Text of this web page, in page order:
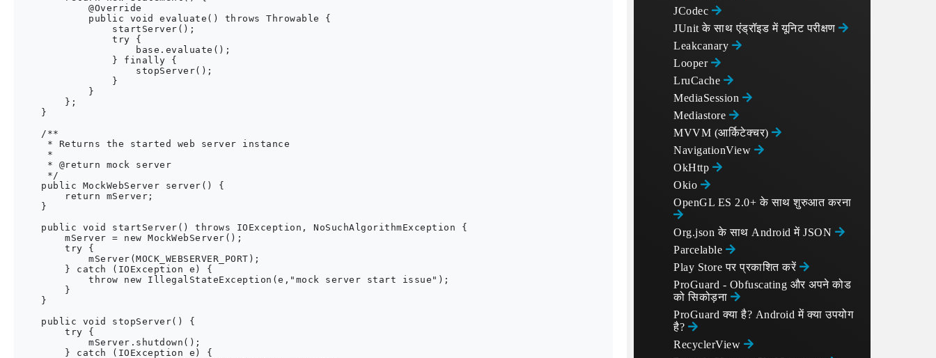
            @Override
            public void evaluate() throws Throwable {
                startServer();
                try {
                    base.evaluate();
                } finally {
                    stopServer();
                }
            }
        };
    }
    /**
     * Returns the started web server instance
     *
     * @return mock server
     */
    public MockWebServer server() {
        return mServer;
    }
    public void startServer() throws IOException, NoSuchAlgorithmException {
        mServer = new MockWebServer();
        try {
            mServer(MOCK_WEBSERVER_PORT);
        } catch (IOException e) {
            throw new IllegalStateException(e,"mock server start issue");
        }
    }
    public void stopServer() {
        try {
            mServer.shutdown();
        } catch (IOException e) {
JCodec
JUnit के साथ एंड्रॉइड में यूनिट परीक्षण
Leakcanary
Looper
LruCache
MediaSession
Mediastore
MVVM (आर्किटेक्चर)
NavigationView
OkHttp
Okio
OpenGL ES 2.0+ के साथ शुरुआत करना
Org.json के साथ Android में JSON
Parcelable
Play Store पर प्रकाशित करें
ProGuard - Obfuscating और अपने कोड
को सिकोड़ना
ProGuard क्या है? Android में क्या उपयोग
है?
RecyclerView